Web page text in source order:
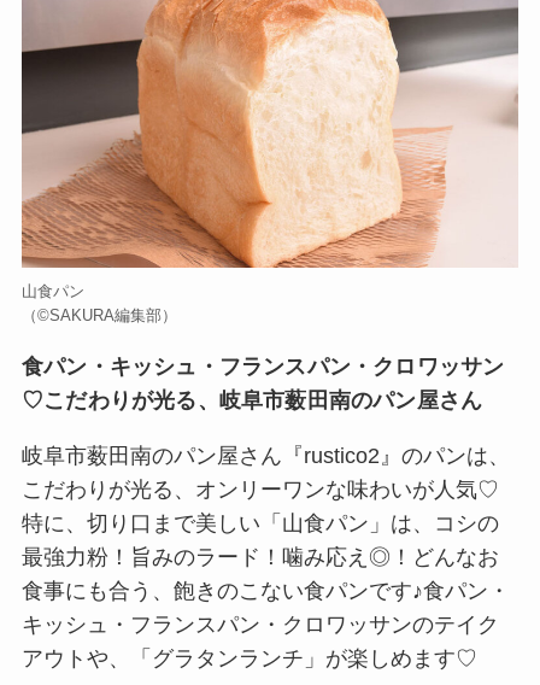
山食パン
（©️SAKURA編集部）
食パン・キッシュ・フランスパン・クロワッサン
♡こだわりが光る、岐阜市薮田南のパン屋さん
岐阜市薮田南のパン屋さん『rustico2』のパンは、
こだわりが光る、オンリーワンな味わいが人気♡
特に、切り口まで美しい「山食パン」は、コシの
最強力粉！旨みのラード！噛み応え◎！どんなお
食事にも合う、飽きのこない食パンです♪食パン・
キッシュ・フランスパン・クロワッサンのテイク
アウトや、「グラタンランチ」が楽しめます♡